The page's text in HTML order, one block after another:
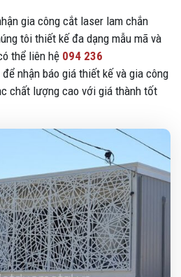
gia công cắt laser lam chắn
tôi thiết kế đa dạng mẫu mã và
thể liên hệ 094 236
để nhận báo giá thiết kế và gia công
chất lượng cao với giá thành tốt